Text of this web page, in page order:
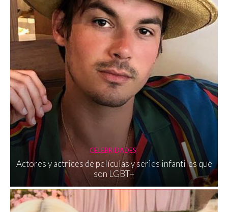
CELEBRIDADES
Actores y actrices de películas y series infantiles que
son LGBT+